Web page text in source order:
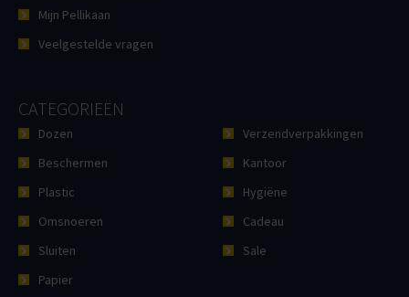
Mijn Pellikaan
Veelgestelde vragen
CATEGORIEËN
Dozen
Beschermen
Plastic
Omsnoeren
Sluiten
Papier
Verzendverpakkingen
Kantoor
Hygiëne
Cadeau
Sale